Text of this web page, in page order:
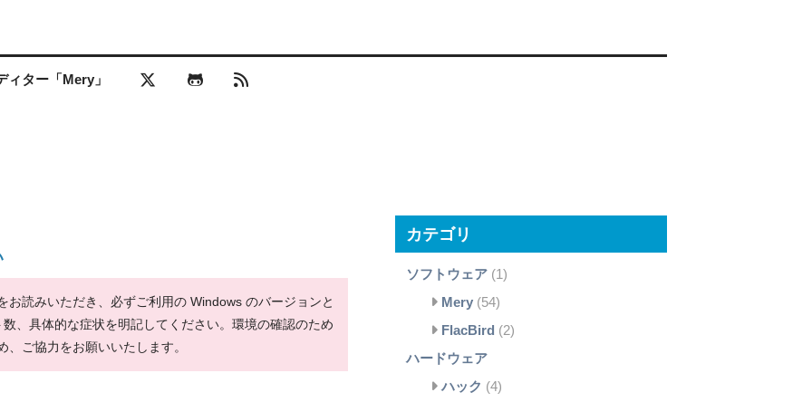
ィター「Mery」
お読みいただき、必ずご利用の Windows のバージョンと
、具体的な症状を明記してください。環境の確認のため
ご協力をお願いいたします。
カテゴリ
ソフトウェア(1)
Mery (54)
FlacBird (2)
ハードウェア
ハック (4)